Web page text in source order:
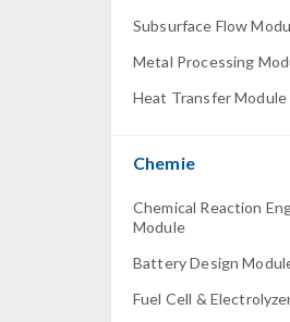
Subsurface Flow
Metal Processing
Heat Transfer Module
Chemie
Chemical Reaction
Module
Battery Design
Fuel Cell &